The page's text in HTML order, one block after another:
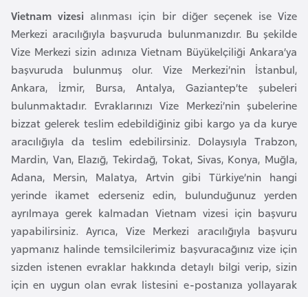
Vietnam vizesi alınması için bir diğer seçenek ise Vize
Merkezi aracılığıyla başvuruda bulunmanızdır. Bu şekilde
Vize Merkezi sizin adınıza Vietnam Büyükelçiliği Ankara’ya
başvuruda bulunmuş olur. Vize Merkezi’nin İstanbul,
Ankara, İzmir, Bursa, Antalya, Gaziantep’te şubeleri
bulunmaktadır. Evraklarınızı Vize Merkezi’nin şubelerine
bizzat gelerek teslim edebildiğiniz gibi kargo ya da kurye
aracılığıyla da teslim edebilirsiniz. Dolaysıyla Trabzon,
Mardin, Van, Elazığ, Tekirdağ, Tokat, Sivas, Konya, Muğla,
Adana, Mersin, Malatya, Artvin gibi Türkiye’nin hangi
yerinde ikamet ederseniz edin, bulunduğunuz yerden
ayrılmaya gerek kalmadan Vietnam vizesi için başvuru
yapabilirsiniz. Ayrıca, Vize Merkezi aracılığıyla başvuru
yapmanız halinde temsilcilerimiz başvuracağınız vize için
sizden istenen evraklar hakkında detaylı bilgi verip, sizin
için en uygun olan evrak listesini e-postanıza yollayarak
Ç
D
a
n
i
m
a
r
k
a
D